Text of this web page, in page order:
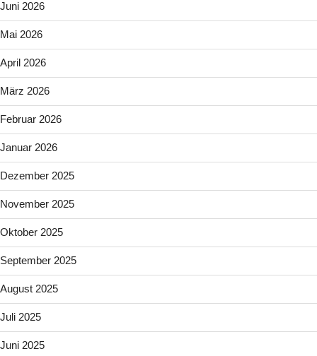
Juni 2026
Mai 2026
April 2026
März 2026
Februar 2026
Januar 2026
Dezember 2025
November 2025
Oktober 2025
September 2025
August 2025
Juli 2025
Juni 2025